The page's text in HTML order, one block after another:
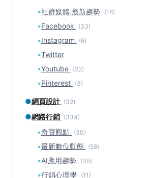
▪社群媒體:最新趨勢 (16)
▪Facebook (33)
▪Instagram (6)
▪Twitter
▪Youtube (22)
▪Pinterest (3)
●網頁設計 (32)
●網路行銷 (334)
▪奇寶觀點 (30)
▪最新數位動態 (58)
▪AI應用趨勢 (35)
▪行銷心理學 (11)